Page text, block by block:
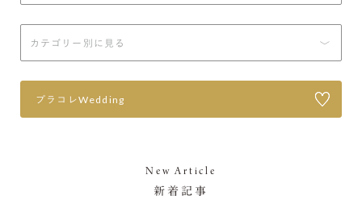
プラコレWedding
New Article
新着記事